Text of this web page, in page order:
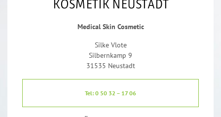
KOSMETIK NEUSTADT
Medical Skin Cosmetic
Silke Vlote
Silbernkamp 9
31535 Neustadt
Tel: 0 50 32 – 17 06